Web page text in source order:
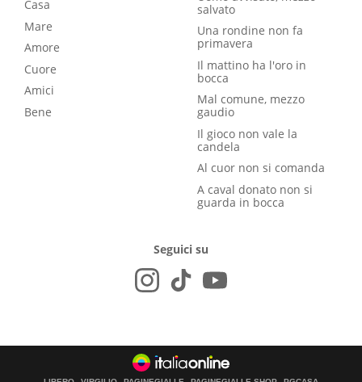
Casa
Mare
Amore
Cuore
Amici
Bene
salvato
Una rondine non fa
primavera
Il mattino ha l'oro in
bocca
Mal comune, mezzo
gaudio
Il gioco non vale la
candela
Al cuor non si comanda
A caval donato non si
guarda in bocca
Seguici su